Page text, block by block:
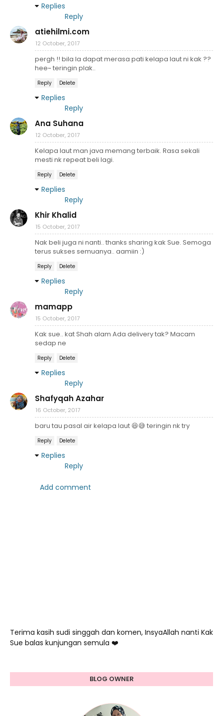
Replies
Reply
atiehilmi.com
12 October, 2017
pergh !! bila la dapat merasa pati kelapa laut ni kak ??
hee~ teringin plak..
Reply Delete
Replies
Reply
Ana Suhana
12 October, 2017
Kelapa laut man java memang terbaik. Rasa sekali
mesti nk repeat beli lagi.
Reply Delete
Replies
Reply
Khir Khalid
15 October, 2017
Nak beli juga ni nanti.. thanks sharing kak Sue. Semoga
terus sukses semuanya.. aamiin :)
Reply Delete
Replies
Reply
mamapp
15 October, 2017
Kak sue.. kat Shah alam Ada delivery tak? Macam
sedap ne
Reply Delete
Replies
Reply
Shafyqah Azahar
16 October, 2017
baru tau pasal air kelapa laut 😆😅 teringin nk try
Reply Delete
Replies
Reply
Add comment
Terima kasih sudi singgah dan komen, InsyaAllah nanti Kak
Sue balas kunjungan semula ❤️
BLOG OWNER